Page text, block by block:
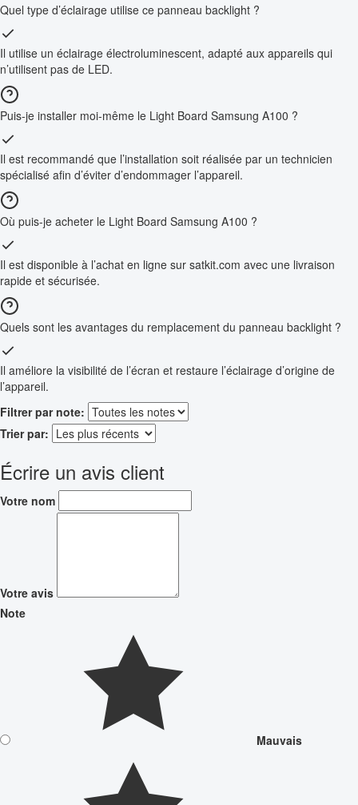
Quel type d’éclairage utilise ce panneau backlight ?
Il utilise un éclairage électroluminescent, adapté aux appareils qui
n’utilisent pas de LED.
Puis-je installer moi-même le Light Board Samsung A100 ?
Il est recommandé que l’installation soit réalisée par un technicien
spécialisé afin d’éviter d’endommager l’appareil.
Où puis-je acheter le Light Board Samsung A100 ?
Il est disponible à l’achat en ligne sur satkit.com avec une livraison
rapide et sécurisée.
Quels sont les avantages du remplacement du panneau backlight ?
Il améliore la visibilité de l’écran et restaure l’éclairage d’origine de
l’appareil.
Filtrer par note:
Trier par:
Écrire un avis client
Votre nom
Votre avis
Note
Mauvais